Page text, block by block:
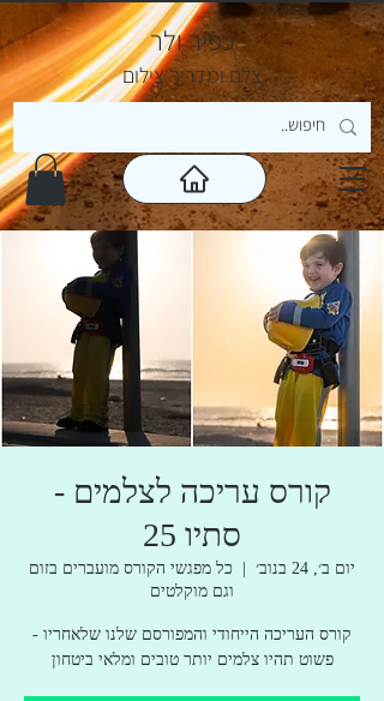
כפיר ולר
צלם ומדריך צילום
קורס עריכה לצלמים -
סתיו 25
יום ב׳, 24 בנוב׳
כל מפגשי הקורס מועברים בזום
וגם מוקלטים
קורס העריכה הייחודי והמפורסם שלנו שלאחריו -
פשוט תהיו צלמים יותר טובים ומלאי ביטחון